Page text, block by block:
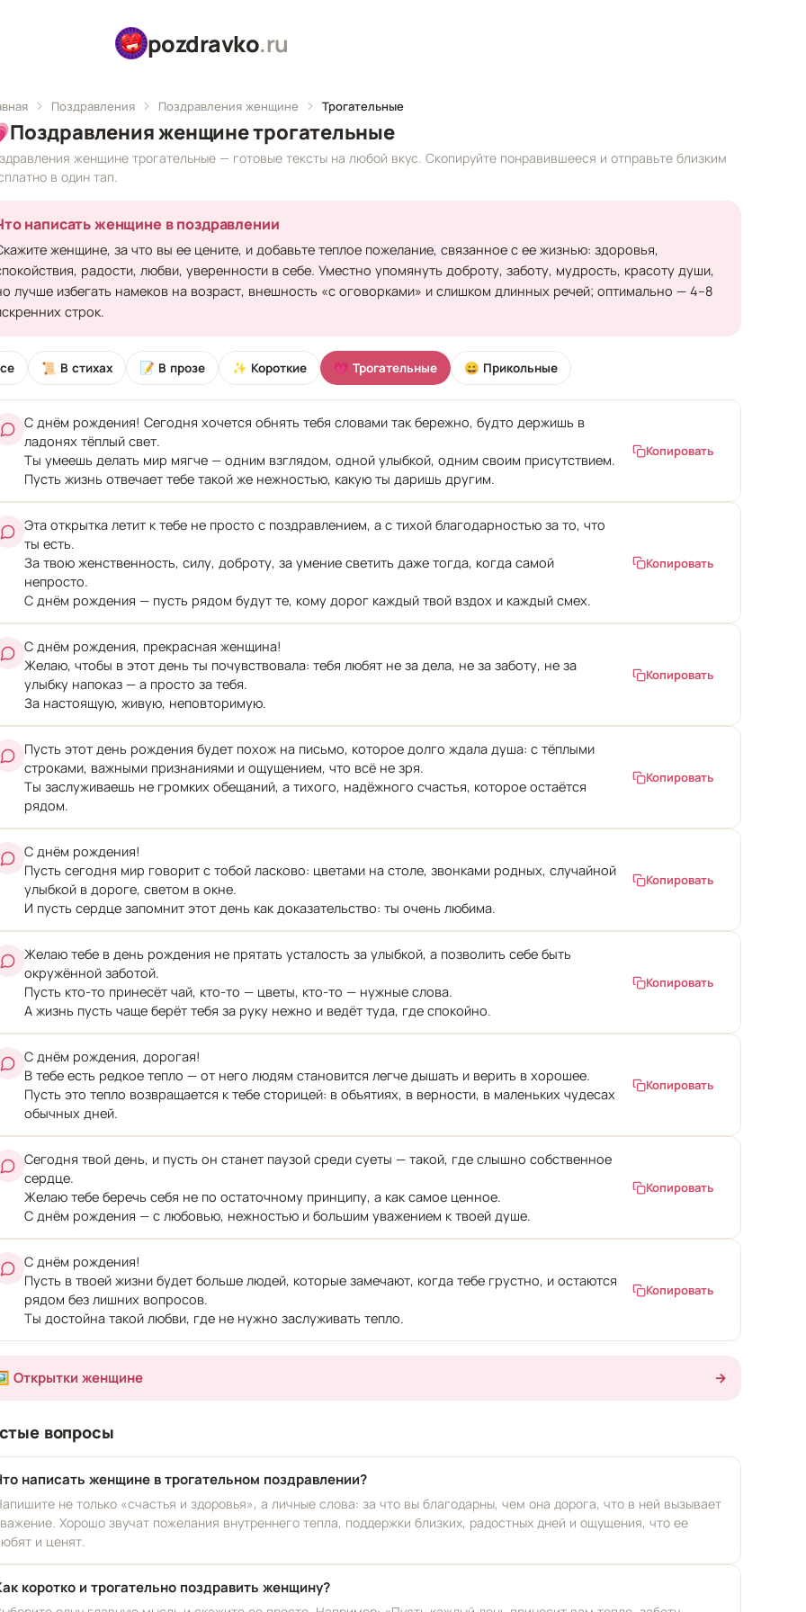
pozdravko.ru
Поздравления Поздравления женщине Трогательные
Поздравления женщине трогательные
женщине трогательные — готовые тексты на любой вкус. Скопируйте понравившееся и отправьте близким
в один тап.
написать женщине в поздравлении
женщине, за что вы ее цените, и добавьте теплое пожелание, связанное с ее жизнью: здоровья,
радости, любви, уверенности в себе. Уместно упомянуть доброту, заботу, мудрость, красоту души,
лучше избегать намеков на возраст, внешность «с оговорками» и слишком длинных речей; оптимально — 4–8
строк.
📜 В стихах 📝 В прозе ✨ Короткие 💗 Трогательные 😄 Прикольные
С днём рождения! Сегодня хочется обнять тебя словами так бережно, будто держишь в
ладонях тёплый свет.
Ты умеешь делать мир мягче — одним взглядом, одной улыбкой, одним своим присутствием.
Пусть жизнь отвечает тебе такой же нежностью, какую ты даришь другим.
Копировать
Эта открытка летит к тебе не просто с поздравлением, а с тихой благодарностью за то, что
ты есть.
За твою женственность, силу, доброту, за умение светить даже тогда, когда самой
непросто.
С днём рождения — пусть рядом будут те, кому дорог каждый твой вздох и каждый смех.
Копировать
С днём рождения, прекрасная женщина!
Желаю, чтобы в этот день ты почувствовала: тебя любят не за дела, не за заботу, не за
улыбку напоказ — а просто за тебя.
За настоящую, живую, неповторимую.
Копировать
Пусть этот день рождения будет похож на письмо, которое долго ждала душа: с тёплыми
строками, важными признаниями и ощущением, что всё не зря.
Ты заслуживаешь не громких обещаний, а тихого, надёжного счастья, которое остаётся
рядом.
Копировать
С днём рождения!
Пусть сегодня мир говорит с тобой ласково: цветами на столе, звонками родных, случайной
улыбкой в дороге, светом в окне.
И пусть сердце запомнит этот день как доказательство: ты очень любима.
Копировать
Желаю тебе в день рождения не прятать усталость за улыбкой, а позволить себе быть
окружённой заботой.
Пусть кто-то принесёт чай, кто-то — цветы, кто-то — нужные слова.
А жизнь пусть чаще берёт тебя за руку нежно и ведёт туда, где спокойно.
Копировать
С днём рождения, дорогая!
В тебе есть редкое тепло — от него людям становится легче дышать и верить в хорошее.
Пусть это тепло возвращается к тебе сторицей: в объятиях, в верности, в маленьких чудесах
обычных дней.
Копировать
Сегодня твой день, и пусть он станет паузой среди суеты — такой, где слышно собственное
сердце.
Желаю тебе беречь себя не по остаточному принципу, а как самое ценное.
С днём рождения — с любовью, нежностью и большим уважением к твоей душе.
Копировать
С днём рождения!
Пусть в твоей жизни будет больше людей, которые замечают, когда тебе грустно, и остаются
рядом без лишних вопросов.
Ты достойна такой любви, где не нужно заслуживать тепло.
Копировать
Открытки женщине →
вопросы
написать женщине в трогательном поздравлении?
не только «счастья и здоровья», а личные слова: за что вы благодарны, чем она дорога, что в ней вызывает
Хорошо звучат пожелания внутреннего тепла, поддержки близких, радостных дней и ощущения, что ее
и ценят.
коротко и трогательно поздравить женщину?